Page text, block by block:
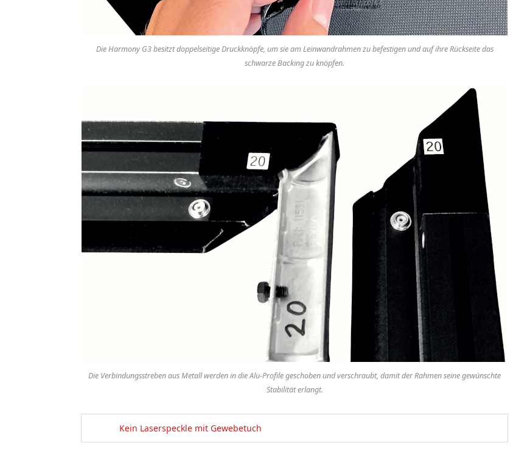
Die Harmony G3 besitzt doppelseitige Druckknöpfe, um sie am Leinwandrahmen zu befestigen und auf ihre Rückseite das
schwarze Backing zu knöpfen.
Die Verbindungsstreben aus Metall werden in die Alu-Profile geschoben und verschraubt, damit der Rahmen seine gewünschte
Stabilität erlangt.
Kein Laserspeckle mit Gewebetuch